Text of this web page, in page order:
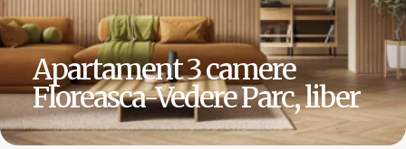
Apartament 3 camere
Floreasca-Vedere Parc, liber